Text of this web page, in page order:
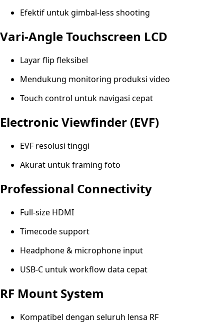
Efektif untuk gimbal-less shooting
Vari-Angle Touchscreen LCD
Layar flip fleksibel
Mendukung monitoring produksi video
Touch control untuk navigasi cepat
Electronic Viewfinder (EVF)
EVF resolusi tinggi
Akurat untuk framing foto
Professional Connectivity
Full-size HDMI
Timecode support
Headphone & microphone input
USB-C untuk workflow data cepat
RF Mount System
Kompatibel dengan seluruh lensa RF